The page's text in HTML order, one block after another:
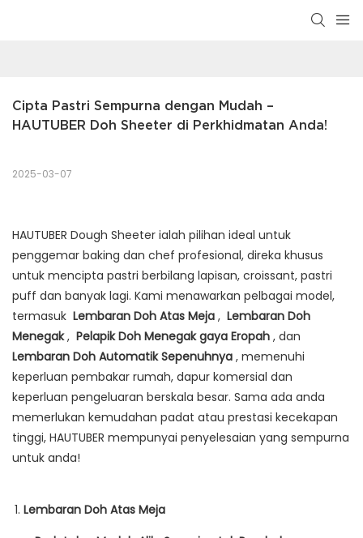
Cipta Pastri Sempurna dengan Mudah –
HAUTUBER Doh Sheeter di Perkhidmatan Anda!
2025-03-07
HAUTUBER Dough Sheeter ialah pilihan ideal untuk
penggemar baking dan chef profesional, direka khusus
untuk mencipta pastri berbilang lapisan, croissant, pastri
puff dan banyak lagi. Kami menawarkan pelbagai model,
termasuk Lembaran Doh Atas Meja , Lembaran Doh
Menegak, Pelapik Doh Menegak gaya Eropah , dan
Lembaran Doh Automatik Sepenuhnya , memenuhi
keperluan pembakar rumah, dapur komersial dan
keperluan pengeluaran berskala besar. Sama ada anda
memerlukan kemudahan padat atau prestasi kecekapan
tinggi, HAUTUBER mempunyai penyelesaian yang sempurna
untuk anda!
Lembaran Doh Atas Meja